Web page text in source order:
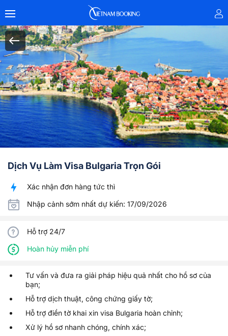
Dịch Vụ Làm Visa Bulgaria Trọn Gói
Xác nhận đơn hàng tức thì
Nhập cảnh sớm nhất dự kiến: 17/09/2026
Hỗ trợ 24/7
Hoàn hủy miễn phí
Tư vấn và đưa ra giải pháp hiệu quả nhất cho hồ sơ của
bạn;
Hỗ trợ dịch thuật, công chứng giấy tờ;
Hỗ trợ điền tờ khai xin visa Bulgaria hoàn chỉnh;
Xử lý hồ sơ nhanh chóng, chính xác;